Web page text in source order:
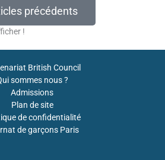
précédents
!
British Council
sommes nous ?
Admissions
Plan de site
de confidentialité
de garçons Paris